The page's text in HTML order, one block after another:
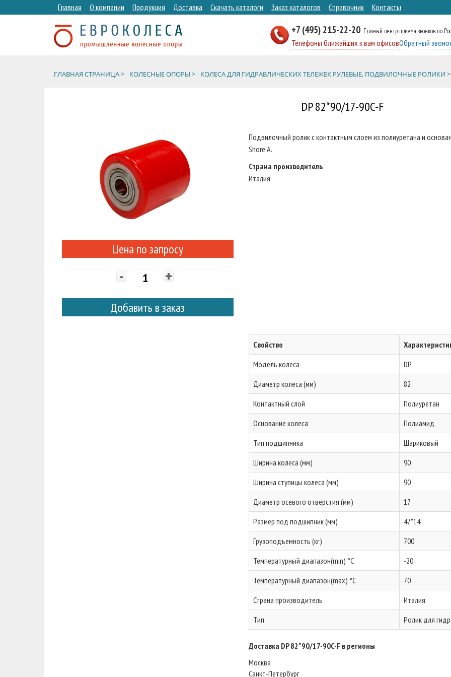
Главная О компании Продукция Доставка Скачать каталоги Заказ каталогов Справочник Контакты
+7 (495) 215-22-20 Единый центр приема звонков по
Телефоны ближайших к вам офисовОбратный
ГЛАВНАЯ СТРАНИЦА > КОЛЕСНЫЕ ОПОРЫ > КОЛЕСА ДЛЯ ГИДРАВЛИЧЕСКИХ ТЕЛЕЖЕК РУЛЕВЫЕ, ПОДВИЛОЧНЫЕ РОЛИКИ >
DP 82*90/17-90C-F
Цена по запросу
- +
Добавить в заказ
Подвилочный ролик с контактным слоем из полиуретана и
Shore A.
Страна производитель
Италия
Свойство
Модель колеса
DP
Диаметр колеса (мм)
82
Контактный слой
Полиуретан
Основание колеса
Полиамид
Тип подшипника
Шариковый
Ширина колеса (мм)
90
Ширина ступицы колеса (мм)
90
Диаметр осевого отверстия (мм)
17
Размер под подшипник (мм)
47*14
Грузоподъемность (кг)
700
Температурный диапазон(min) °C
-20
Температурный диапазон(max) °C
70
Страна производитель
Италия
Тип
Ролик для
Доставка DP 82*90/17-90C-F в регионы
Москва
Санкт-Петербург